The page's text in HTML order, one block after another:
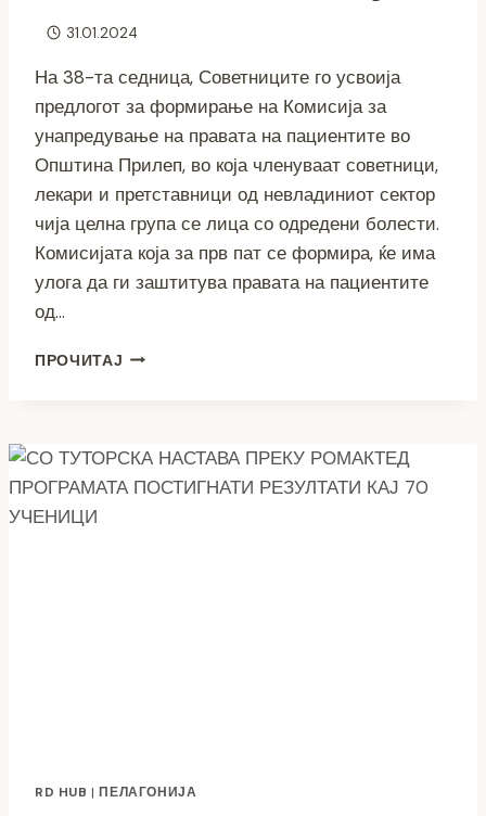
31.01.2024
На 38-та седница, Советниците го усвоија
предлогот за формирање на Комисија за
унапредување на правата на пациентите во
Општина Прилеп, во која членуваат советници,
лекари и претставници од невладиниот сектор
чија целна група се лица со одредени болести.
Комисијата која за прв пат се формира, ќе има
улога да ги заштитува правата на пациентите
од…
ПРОЧИТАЈ ЗА
КОМИСИЈА
ЗА
RD HUB |ПЕЛАГОНИЈА